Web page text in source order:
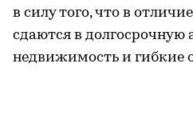
в силу того, что в
сдаются в долгосрочную
недвижимость и гибкие